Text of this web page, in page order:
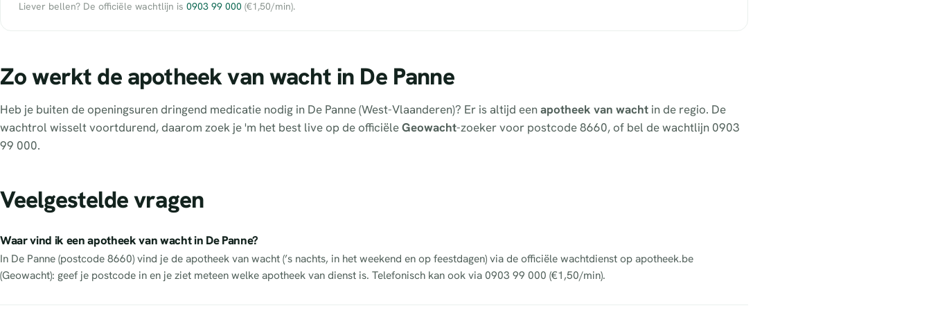
Liever bellen? De officiële wachtlijn is 0903 99 000 (€1,50/min).
Zo werkt de apotheek van wacht in De Panne
Heb je buiten de openingsuren dringend medicatie nodig in De Panne (West-Vlaanderen)? Er is altijd eenapotheek van wacht in de regio. De
wachtrol wisselt voortdurend, daarom zoek je 'm het best live op de officiëleGeowacht-zoeker voor postcode 8660, of bel de wachtlijn 0903
99 000.
Veelgestelde vragen
Waar vind ik een apotheek van wacht in De Panne?
In De Panne (postcode 8660) vind je de apotheek van wacht (’s nachts, in het weekend en op feestdagen) via de officiële wachtdienst op apotheek.be
(Geowacht): geef je postcode in en je ziet meteen welke apotheek van dienst is. Telefonisch kan ook via 0903 99 000 (€1,50/min).